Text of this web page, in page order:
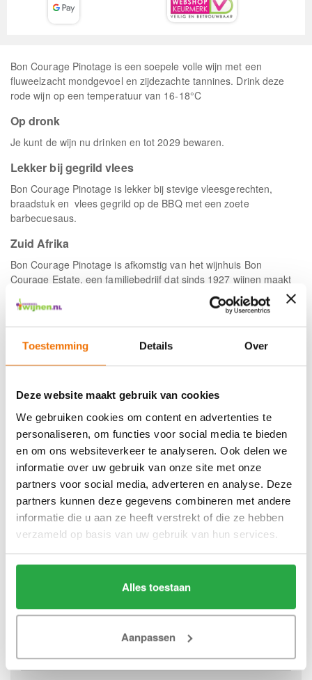
Toestemming Details Over
Deze website maakt gebruik van cookies
We gebruiken cookies om content en advertenties te
personaliseren, om functies voor social media te bieden
en om ons websiteverkeer te analyseren. Ook delen we
informatie over uw gebruik van onze site met onze
partners voor social media, adverteren en analyse. Deze
partners kunnen deze gegevens combineren met andere
informatie die u aan ze heeft verstrekt of die ze hebben
verzameld op basis van uw gebruik van hun services.
Alles toestaan
Aanpassen
Bon Courage Pinotage is een soepele volle wijn met een
fluweelzacht mondgevoel en zijdezachte tannines. Drink deze
rode wijn op een temperatuur van 16-18°C
Op dronk
Je kunt de wijn nu drinken en tot 2029 bewaren.
Lekker bij gegrild vlees
Bon Courage Pinotage is lekker bij stevige vleesgerechten,
braadstuk en vlees gegrild op de BBQ met een zoete
barbecuesaus.
Zuid Afrika
Bon Courage Pinotage is afkomstig van het wijnhuis Bon
Courage Estate, een familiebedrijf dat sinds 1927 wijnen maakt
Bon Courage Pinotage is gemaakt van 100% Pinotage druiven.
De wijn rijpt de wijn 12 tot 15 maanden in Franse Eikenhouten
vaten.
Producent
Bon Courage Estate, 6705 Robertson, Zuid
Afrika
Totaal zuur in g / l
5,8
Restsuikers in g / l
(ca.)
3,3
ingrediënten
Flesgrootte in liters 0,75
Land van
Zuid-Afrika
Wijngebied Robertson